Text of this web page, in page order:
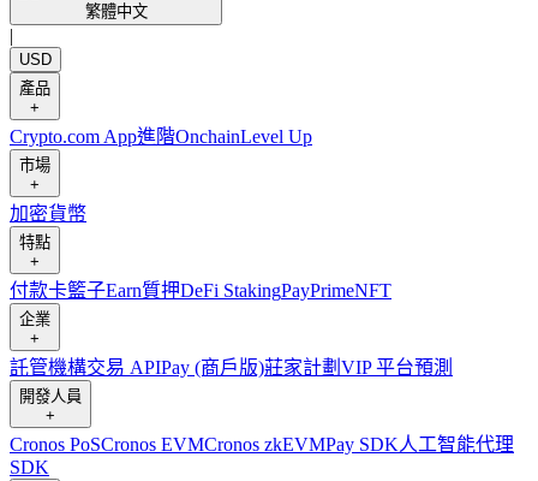
繁體中文
|
USD
產品
+
Crypto.com App進階OnchainLevel Up
市場
+
加密貨幣
特點
+
付款卡籃子Earn質押DeFi StakingPayPrimeNFT
企業
+
託管機構交易 APIPay (商戶版)莊家計劃 VIP 平台預測
開發人員
+
Cronos PoSCronos EVMCronos zkEVMPay SDK人工智能代理
SDK